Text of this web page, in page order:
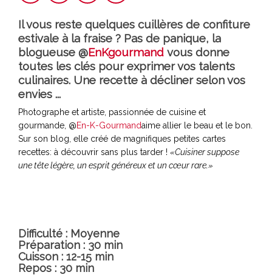
Il vous reste quelques cuillères de confiture
estivale à la fraise ? Pas de panique, la
blogueuse @EnKgourmand vous donne
toutes les clés pour exprimer vos talents
culinaires. Une recette à décliner selon vos
envies ...
Photographe et artiste, passionnée de cuisine et
gourmande, @En-K-Gourmandaime allier le beau et le bon.
Sur son blog, elle créé de magnifiques petites cartes
recettes: à découvrir sans plus tarder ! «Cuisiner suppose
une tête légère, un esprit généreux et un cœur rare.»
Difficulté : Moyenne
Préparation : 30 min
Cuisson : 12-15 min
Repos : 30 min